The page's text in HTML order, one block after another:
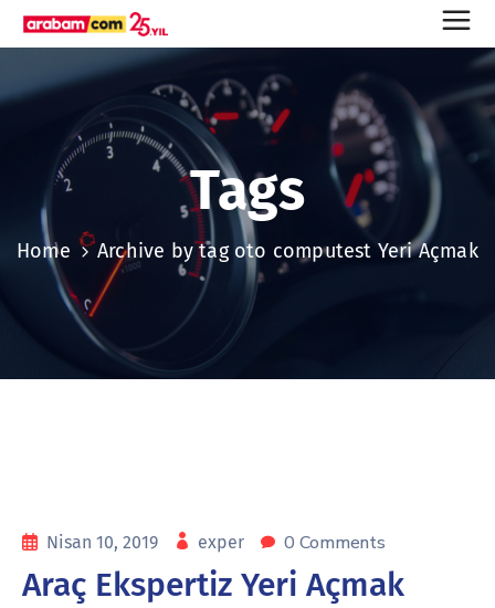
Tags
Home Archive by tag oto computest Yeri Açmak
Nisan 10, 2019 exper 0 Comments
Araç Ekspertiz Yeri Açmak